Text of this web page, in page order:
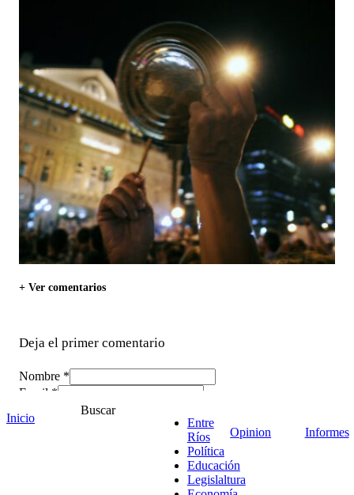
+ Ver comentarios
Deja el primer comentario
Nombre *
Email *
*
Inicio
Buscar
Entre
Ríos
Política
Educación
Legislaltura
Opinion Informes